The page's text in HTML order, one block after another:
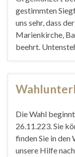
gestimmten
uns sehr, dass
Marienkirche,
beehrt.
Die Wahl
26.11.223. Sie
finden Sie in den
unsere Hilfe